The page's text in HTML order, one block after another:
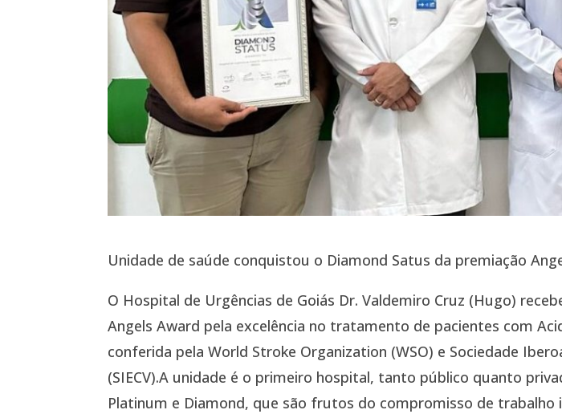
Unidade de saúde conquistou o Diamond Satus da premiação
O Hospital de Urgências de Goiás Dr. Valdemiro Cruz (Hugo)
Angels Award pela excelência no tratamento de pacientes com
conferida pela World Stroke Organization (WSO) e Sociedade
(SIECV).A unidade é o primeiro hospital, tanto público quanto
Platinum e Diamond, que são frutos do compromisso de